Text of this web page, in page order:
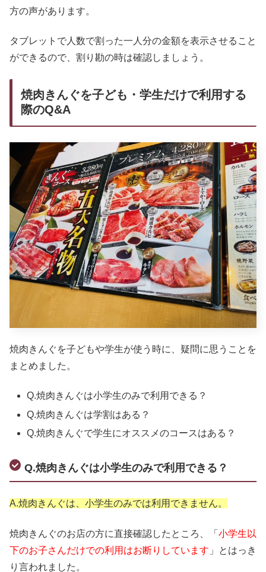
方の声があります。
タブレットで人数で割った一人分の金額を表示させること
ができるので、割り勘の時は確認しましょう。
焼肉きんぐを子ども・学生だけで利用する
際のQ&A
焼肉きんぐを子どもや学生が使う時に、疑問に思うことを
まとめました。
Q.焼肉きんぐは小学生のみで利用できる？
Q.焼肉きんぐは学割はある？
Q.焼肉きんぐで学生にオススメのコースはある？
Q.焼肉きんぐは小学生のみで利用できる？
A.焼肉きんぐは、小学生のみでは利用できません。
焼肉きんぐのお店の方に直接確認したところ、「 小学生以
下のお子さんだけでの利用はお断りしています 」とはっき
り言われました。